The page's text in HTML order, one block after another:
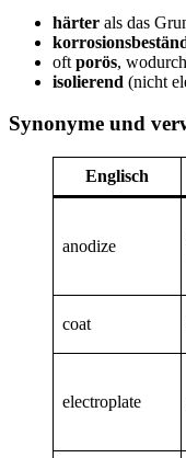
härter als das
oft porös,
isolierend (nicht
Synonyme und
Englisch
anodize
coat
electroplate